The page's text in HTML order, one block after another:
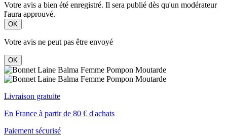
Votre avis a bien été enregistré. Il sera publié dès qu'un modérateur
l'aura approuvé.
OK
Votre avis ne peut pas être envoyé
OK
Livraison gratuite
En France à partir de 80 € d'achats
Paiement sécurisé